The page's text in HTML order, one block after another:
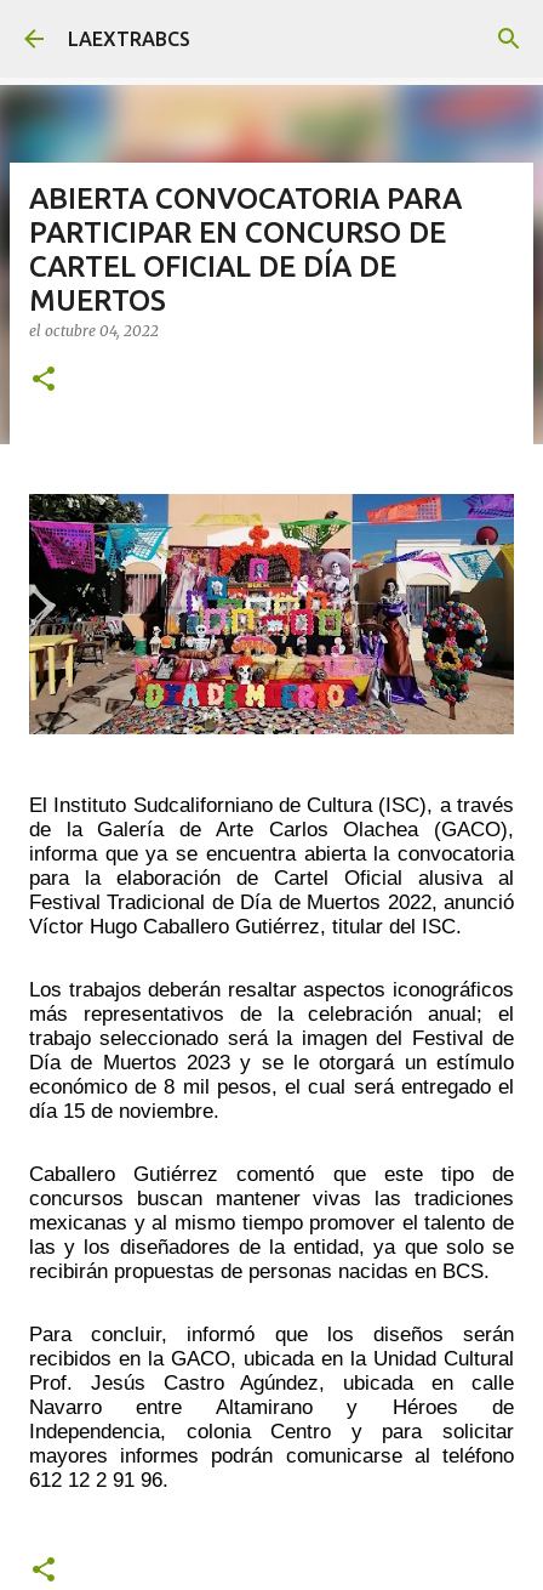
Ir al contenido principal
LAEXTRABCS
ABIERTA CONVOCATORIA PARA
PARTICIPAR EN CONCURSO DE
CARTEL OFICIAL DE DÍA DE
MUERTOS
el octubre 04, 2022
El Instituto Sudcaliforniano de Cultura (ISC), a través
de la Galería de Arte Carlos Olachea (GACO),
informa que ya se encuentra abierta la convocatoria
para la elaboración de Cartel Oficial alusiva al
Festival Tradicional de Día de Muertos 2022, anunció
Víctor Hugo Caballero Gutiérrez, titular del ISC.
Los trabajos deberán resaltar aspectos iconográficos
más representativos de la celebración anual; el
trabajo seleccionado será la imagen del Festival de
Día de Muertos 2023 y se le otorgará un estímulo
económico de 8 mil pesos, el cual será entregado el
día 15 de noviembre.
Caballero Gutiérrez comentó que este tipo de
concursos buscan mantener vivas las tradiciones
mexicanas y al mismo tiempo promover el talento de
las y los diseñadores de la entidad, ya que solo se
recibirán propuestas de personas nacidas en BCS.
Para concluir, informó que los diseños serán
recibidos en la GACO, ubicada en la Unidad Cultural
Prof. Jesús Castro Agúndez, ubicada en calle
Navarro entre Altamirano y Héroes de
Independencia, colonia Centro y para solicitar
mayores informes podrán comunicarse al teléfono
612 12 2 91 96.